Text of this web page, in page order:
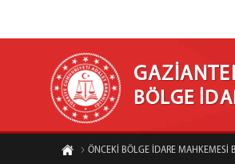
BÖLGE
ÖNCEKİ BÖLGE İDARE MAHKEMESİ